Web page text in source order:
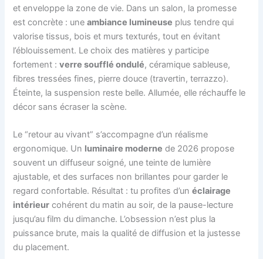
et enveloppe la zone de vie. Dans un salon, la promesse
est concrète : uneambiance lumineuse plus tendre qui
valorise tissus, bois et murs texturés, tout en évitant
l’éblouissement. Le choix des matières y participe
fortement :verre soufflé ondulé, céramique sableuse,
fibres tressées fines, pierre douce (travertin, terrazzo).
Éteinte, la suspension reste belle. Allumée, elle réchauffe le
décor sans écraser la scène.
Le “retour au vivant” s’accompagne d’un réalisme
ergonomique. Un luminaire moderne de 2026 propose
souvent un diffuseur soigné, une teinte de lumière
ajustable, et des surfaces non brillantes pour garder le
regard confortable. Résultat : tu profites d’unéclairage
intérieur cohérent du matin au soir, de la pause-lecture
jusqu’au film du dimanche. L’obsession n’est plus la
puissance brute, mais la qualité de diffusion et la justesse
du placement.